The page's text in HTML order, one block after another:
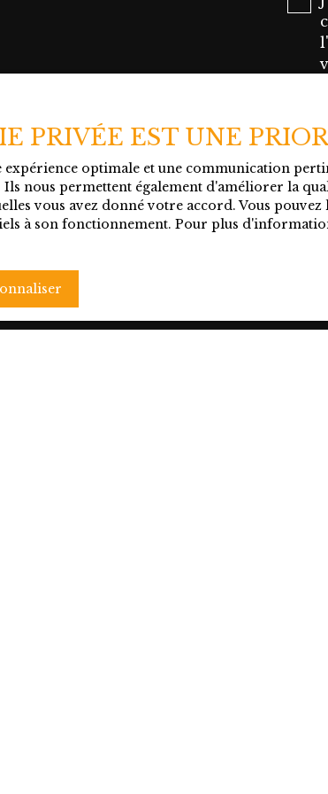
Dole, à 1h40 de Lyon et 2h
immédiate de l'A39/A6 et A40
Contactez Emilie PERNELLE au
visite ou de plus amples
PRIVÉE EST UNE
optimale et une communication
nous permettent également d'améliorer la
vous avez donné votre accord. Vous
à son fonctionnement. Pour plus